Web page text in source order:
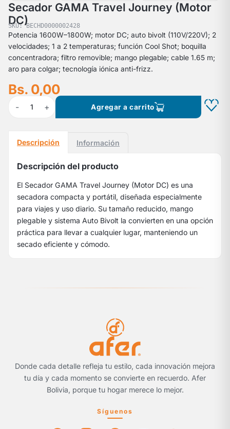
Secador GAMA Travel Journey (Motor
DC)
SKU: BECHD0000002428
Potencia 1600W–1800W; motor DC; auto bivolt (110V/220V); 2
velocidades; 1 a 2 temperaturas; función Cool Shot; boquilla
concentradora; filtro removible; mango plegable; cable 1.65 m;
aro para colgar; tecnología iónica anti-frizz.
Bs. 0,00
- 1 + Agregar a carrito
Descripción Información
Descripción del producto
El Secador GAMA Travel Journey (Motor DC) es una
secadora compacta y portátil, diseñada especialmente
para viajes y uso diario. Su tamaño reducido, mango
plegable y sistema Auto Bivolt la convierten en una opción
práctica para llevar a cualquier lugar, manteniendo un
secado eficiente y cómodo.
Donde cada detalle refleja tu estilo, cada innovación mejora
tu día y cada momento se convierte en recuerdo. Afer
Bolivia, porque tu hogar merece lo mejor.
Síguenos